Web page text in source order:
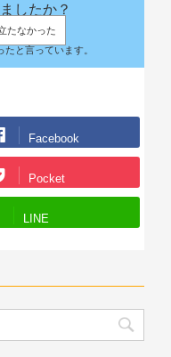
したか？
たなかった
と言っています。
Facebook
Pocket
LINE